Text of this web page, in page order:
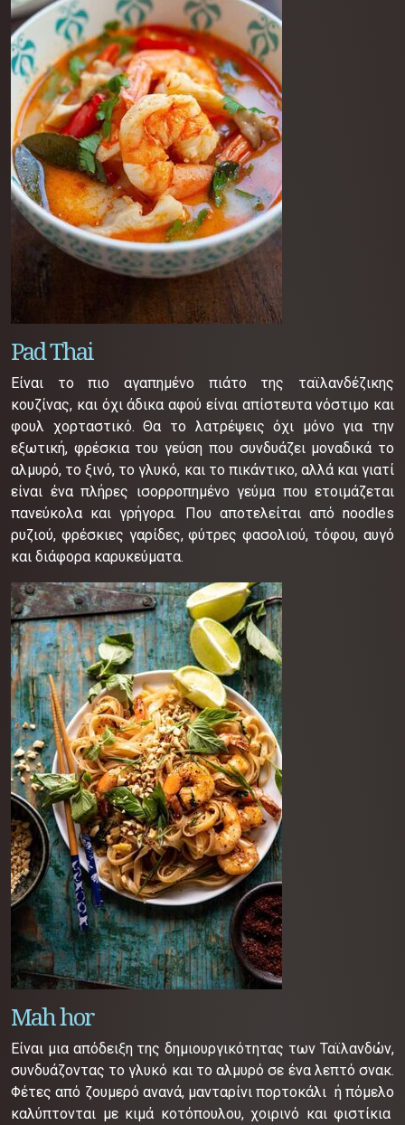
Pad Thai
Είναι το πιο αγαπημένο πιάτο της ταϊλανδέζικης
κουζίνας, και όχι άδικα αφού είναι απίστευτα νόστιμο και
φουλ χορταστικό. Θα το λατρέψεις όχι μόνο για την
εξωτική, φρέσκια του γεύση που συνδυάζει μοναδικά το
αλμυρό, το ξινό, το γλυκό, και το πικάντικο, αλλά και γιατί
είναι ένα πλήρες ισορροπημένο γεύμα που ετοιμάζεται
πανεύκολα και γρήγορα. Που αποτελείται από noodles
ρυζιού, φρέσκιες γαρίδες, φύτρες φασολιού, τόφου, αυγό
και διάφορα καρυκεύματα.
Mah hor
Είναι μια απόδειξη της δημιουργικότητας των Ταϊλανδών,
συνδυάζοντας το γλυκό και το αλμυρό σε ένα λεπτό σνακ.
Φέτες από ζουμερό ανανά, μανταρίνι πορτοκάλι ή πόμελο
καλύπτονται με κιμά κοτόπουλου, χοιρινό και φιστίκια